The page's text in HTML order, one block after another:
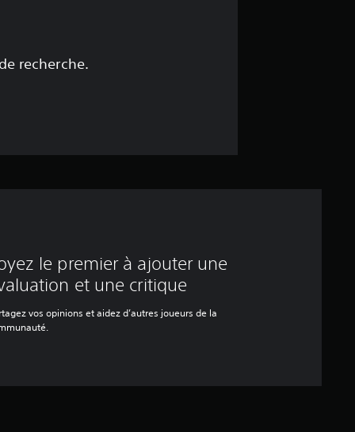
recherche.
le premier à ajouter une
et une critique
vos opinions et aidez d’autres joueurs de la